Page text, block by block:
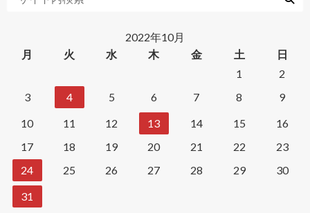
2022年10月
月
火 水 木 金 土
日
1
2
3
4 5 6 7 8
9
10
11 12 13 14 15
16
17
18 19 20 21 22
23
24
25 26 27 28 29
30
31